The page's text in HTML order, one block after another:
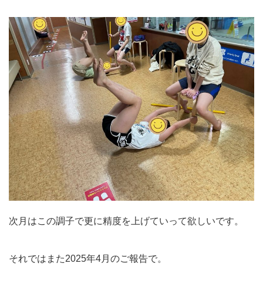
次月はこの調子で更に精度を上げていって欲しいです。
それではまた2025年4月のご報告で。